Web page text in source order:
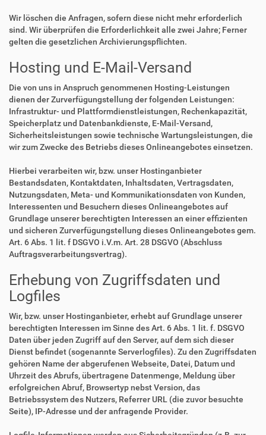
Wir löschen die Anfragen, sofern diese nicht mehr erforderlich
sind. Wir überprüfen die Erforderlichkeit alle zwei Jahre; Ferner
gelten die gesetzlichen Archivierungspflichten.
Hosting und E-Mail-Versand
Die von uns in Anspruch genommenen Hosting-Leistungen
dienen der Zurverfügungstellung der folgenden Leistungen:
Infrastruktur- und Plattformdienstleistungen, Rechenkapazität,
Speicherplatz und Datenbankdienste, E-Mail-Versand,
Sicherheitsleistungen sowie technische Wartungsleistungen, die
wir zum Zwecke des Betriebs dieses Onlineangebotes einsetzen.
Hierbei verarbeiten wir, bzw. unser Hostinganbieter
Bestandsdaten, Kontaktdaten, Inhaltsdaten, Vertragsdaten,
Nutzungsdaten, Meta- und Kommunikationsdaten von Kunden,
Interessenten und Besuchern dieses Onlineangebotes auf
Grundlage unserer berechtigten Interessen an einer effizienten
und sicheren Zurverfügungstellung dieses Onlineangebotes gem.
Art. 6 Abs. 1 lit. f DSGVO i.V.m. Art. 28 DSGVO (Abschluss
Auftragsverarbeitungsvertrag).
Erhebung von Zugriffsdaten und
Logfiles
Wir, bzw. unser Hostinganbieter, erhebt auf Grundlage unserer
berechtigten Interessen im Sinne des Art. 6 Abs. 1 lit. f. DSGVO
Daten über jeden Zugriff auf den Server, auf dem sich dieser
Dienst befindet (sogenannte Serverlogfiles). Zu den Zugriffsdaten
gehören Name der abgerufenen Webseite, Datei, Datum und
Uhrzeit des Abrufs, übertragene Datenmenge, Meldung über
erfolgreichen Abruf, Browsertyp nebst Version, das
Betriebssystem des Nutzers, Referrer URL (die zuvor besuchte
Seite), IP-Adresse und der anfragende Provider.